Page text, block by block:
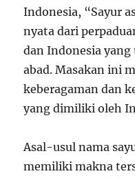
Indonesia, “Sayur
nyata dari
dan Indonesia
abad. Masakan ini
keberagaman dan
yang dimiliki oleh
Asal-usul nama
memiliki makna